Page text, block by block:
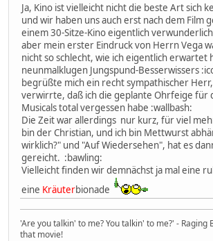
Ja, Kino ist vielleicht nicht die beste Art sich
und wir haben uns auch erst nach dem Film
einem 30-Sitze-Kino eigentlich
aber mein erster Eindruck von Herrn Vega
nicht so schlecht, wie ich eigentlich erwartet
neunmalklugen Jungspund-Besserwissers
begrüßte mich ein recht sympathischer Herr,
verwirrte, daß ich die geplante Ohrfeige für
Musicals total vergessen habe :wallbash:
Die Zeit war allerdings nur kurz, für viel
bin der Christian, und ich bin Mettwurst
wirklich?" und "Auf Wiedersehen", hat es
gereicht. :bawling:
Vielleicht finden wir demnächst ja mal eine
eine Kräuterbionade
'Are you talkin' to me? You talkin' to me?' - Raging
that movie!